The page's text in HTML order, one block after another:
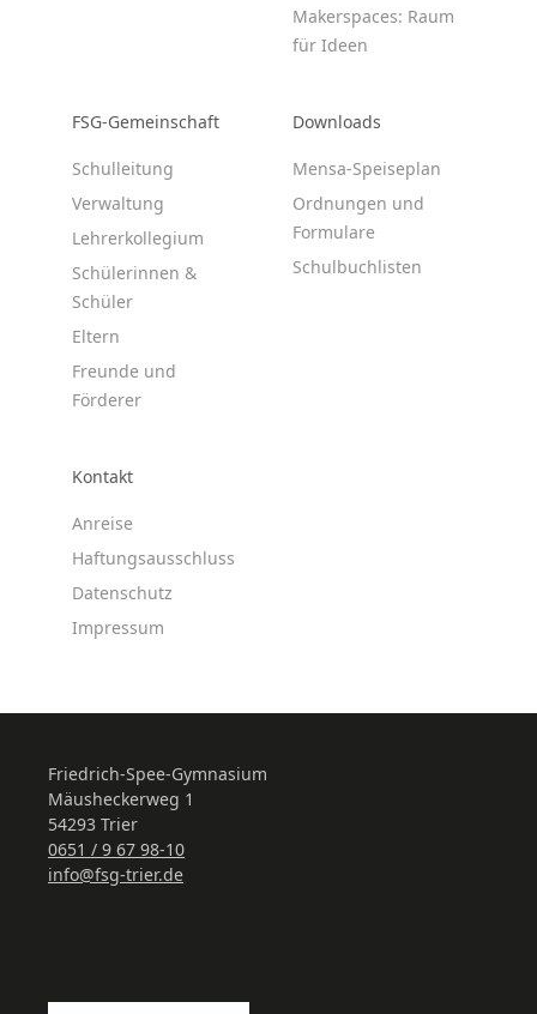
Makerspaces: Raum
für Ideen
FSG-Gemeinschaft
Schulleitung
Verwaltung
Lehrerkollegium
Schülerinnen &
Schüler
Eltern
Freunde und
Förderer
Downloads
Mensa-Speiseplan
Ordnungen und
Formulare
Schulbuchlisten
Kontakt
Anreise
Haftungsausschluss
Datenschutz
Impressum
Friedrich-Spee-Gymnasium
Mäusheckerweg 1
54293 Trier
0651 / 9 67 98-10
info@fsg-trier.de